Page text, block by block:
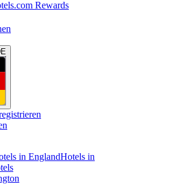
Rewards
in EnglandHotels in